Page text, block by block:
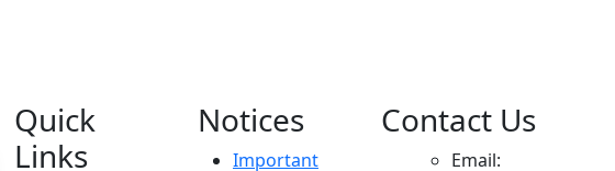
Quick
Links
Notices
Important
Contact Us
Email: